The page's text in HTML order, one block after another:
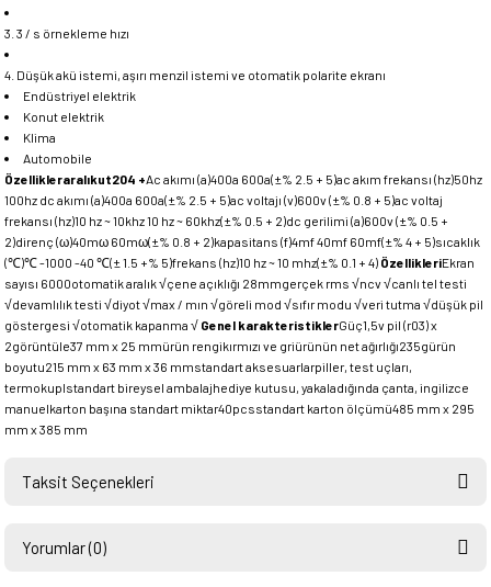
3. 3 / s örnekleme hızı
4. Düşük akü istemi, aşırı menzil istemi ve otomatik polarite ekranı
Endüstriyel elektrik
Konut elektrik
Klima
Automobile
Özellikleraralıkut204 +Ac akımı (a)400a 600a(±% 2.5 + 5)ac akım frekansı (hz)50hz
100hz dc akımı (a)400a 600a(±% 2.5 + 5)ac voltajı (v)600v (±% 0.8 + 5)ac voltaj
frekansı (hz)10 hz ~ 10khz 10 hz ~ 60khz(±% 0.5 + 2)dc gerilimi (a)600v (±% 0.5 +
2)direnç (ω)40mω 60mω(±% 0.8 + 2)kapasitans (f)4mf 40mf 60mf(±% 4 + 5)sıcaklık
(℃)℃ -1000 -40 ℃(± 1.5 +% 5)frekans (hz)10 hz ~ 10 mhz(±% 0.1 + 4) ÖzellikleriEkran
sayısı 6000otomatik aralık √çene açıklığı 28mmgerçek rms √ncv √canlı tel testi
√devamlılık testi √diyot √max / mın √göreli mod √sıfır modu √veri tutma √düşük pil
göstergesi √otomatik kapanma √ Genel karakteristiklerGüç1,5v pil (r03) x
2görüntüle37 mm x 25 mmürün rengikırmızı ve griürünün net ağırlığı235gürün
boyutu215 mm x 63 mm x 36 mmstandart aksesuarlarpiller, test uçları,
termokuplstandart bireysel ambalajhediye kutusu, yakaladığında çanta, ingilizce
manuelkarton başına standart miktar40pcsstandart karton ölçümü485 mm x 295
mm x 385 mm
Taksit Seçenekleri
Yorumlar (0)